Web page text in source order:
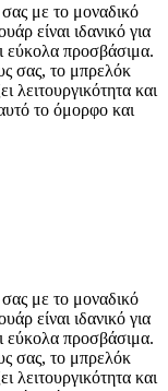
με το μοναδικό
είναι ιδανικό για
εύκολα προσβάσιμα.
σας, το μπρελόκ
λειτουργικότητα και
το όμορφο και
με το μοναδικό
είναι ιδανικό για
εύκολα προσβάσιμα.
σας, το μπρελόκ
λειτουργικότητα και